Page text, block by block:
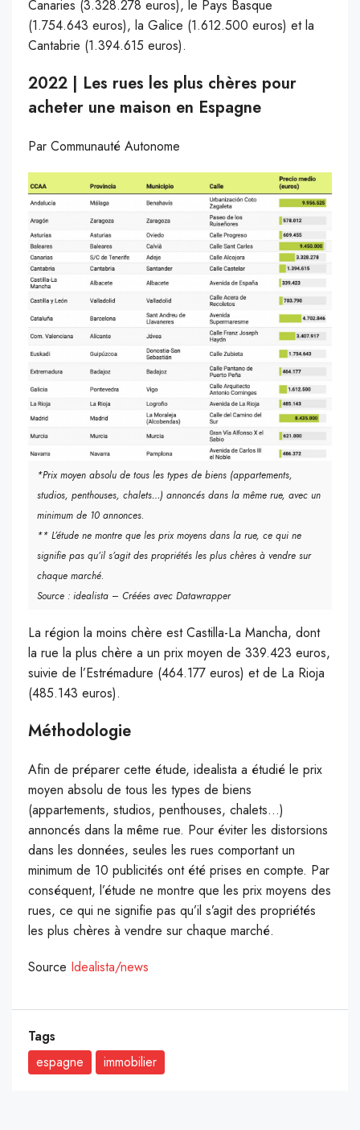
Canaries (3.328.278 euros), le Pays Basque
(1.754.643 euros), la Galice (1.612.500 euros) et la
Cantabrie (1.394.615 euros).
2022 | Les rues les plus chères pour
acheter une maison en Espagne
Par Communauté Autonome
*Prix moyen absolu de tous les types de biens (appartements,
studios, penthouses, chalets…) annoncés dans la même rue, avec un
minimum de 10 annonces.
** L’étude ne montre que les prix moyens dans la rue, ce qui ne
signifie pas qu’il s’agit des propriétés les plus chères à vendre sur
chaque marché.
Source : idealista – Créées avec Datawrapper
La région la moins chère est Castilla-La Mancha, dont
la rue la plus chère a un prix moyen de 339.423 euros,
suivie de l’Estrémadure (464.177 euros) et de La Rioja
(485.143 euros).
Méthodologie
Afin de préparer cette étude, idealista a étudié le prix
moyen absolu de tous les types de biens
(appartements, studios, penthouses, chalets…)
annoncés dans la même rue. Pour éviter les distorsions
dans les données, seules les rues comportant un
minimum de 10 publicités ont été prises en compte. Par
conséquent, l’étude ne montre que les prix moyens des
rues, ce qui ne signifie pas qu’il s’agit des propriétés
les plus chères à vendre sur chaque marché.
Source Idealista/news
Tags
espagne
immobilier